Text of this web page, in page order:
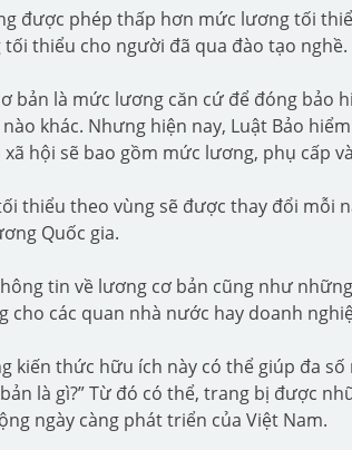
được phép thấp hơn mức lương tối
thiểu cho người đã qua đào tạo nghề.
bản là mức lương căn cứ để đóng bảo
khác. Nhưng hiện nay, Luật Bảo
hội sẽ bao gồm mức lương, phụ cấp
thiểu theo vùng sẽ được thay đổi mỗi
Quốc gia.
tin về lương cơ bản cũng như
cho các quan nhà nước hay doanh
kiến thức hữu ích này có thể giúp đa
là gì?” Từ đó có thể, trang bị được
ngày càng phát triển của Việt Nam.